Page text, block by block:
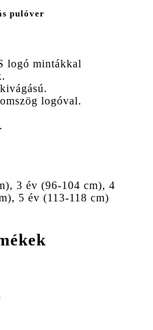
pulóver
logó mintákkal
logóval.
3 év (96-104 cm), 4
5 év (113-118 cm)